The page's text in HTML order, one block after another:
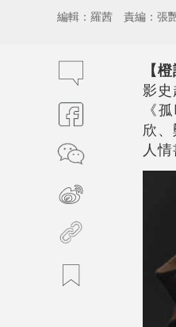
編輯：羅茜 責編：張
【
影
《
欣
人情